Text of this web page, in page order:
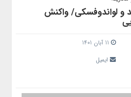
و لواندوفسکی/ واکنش
ایمیل